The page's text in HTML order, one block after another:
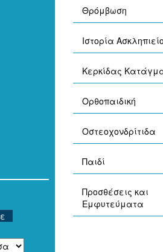
Θρόμβωση
Ιστορία
Κερκίδας
Ορθοπαιδική
Οστεοχονδρίτιδα
Παιδί
Προσθέσεις και
Εμφυτεύματα